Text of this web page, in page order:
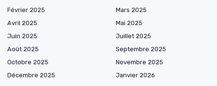
Février 2025
Mars 2025
Avril 2025
Mai 2025
Juin 2025
Juillet 2025
Août 2025
Septembre 2025
Octobre 2025
Novembre 2025
Décembre 2025
Janvier 2026